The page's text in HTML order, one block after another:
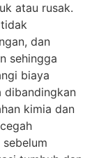
atau rusak.
dan
sehingga
biaya
dibandingkan
kimia dan